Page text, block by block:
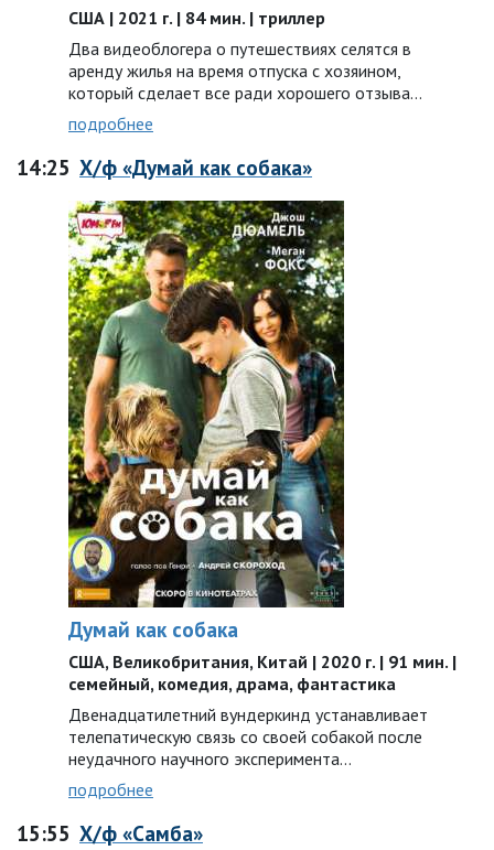
США | 2021 г. | 84 мин. | триллер
Два видеоблогера о путешествиях селятся в
аренду жилья на время отпуска с хозяином,
который сделает все ради хорошего отзыва…
подробнее
14:25 Х/ф «Думай как собака»
Думай как собака
США, Великобритания, Китай | 2020 г. | 91 мин. |
семейный, комедия, драма, фантастика
Двенадцатилетний вундеркинд устанавливает
телепатическую связь со своей собакой после
неудачного научного эксперимента…
подробнее
15:55 Х/ф «Самба»